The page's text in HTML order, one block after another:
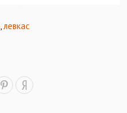
,левкас